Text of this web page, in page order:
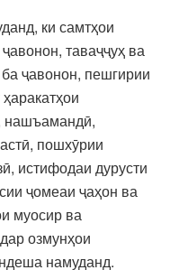
ки самтҳои
таваҷҷуҳ ва
ҷавонон, пешгирии
нашъамандӣ,
пошхӯрии
истифодаи дурусти
ҷомеаи ҷаҳон ва
муосир ва
озмунҳои
намуданд.